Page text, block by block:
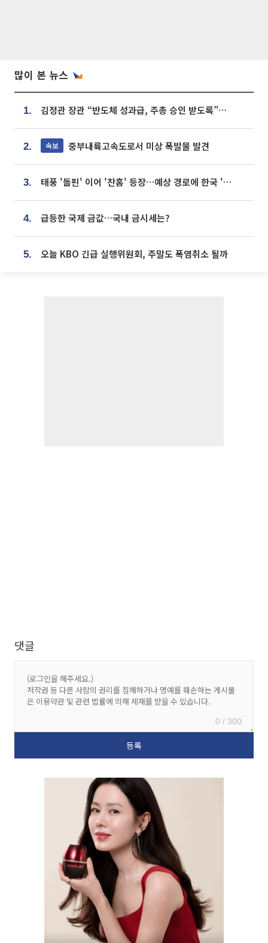
많이 본 뉴스
1. 김정관 장관 “반도체 성과급, 주총 승인 받도록”…상법·자본시장법 개정 시사
2. 속보 중부내륙고속도로서 미상 폭발물 발견
3. 태풍 '돌핀' 이어 '찬홈' 등장…예상 경로에 한국 '한숨'
4. 급등한 국제 금값…국내 금시세는?
5. 오늘 KBO 긴급 실행위원회, 주말도 폭염취소 될까
댓글
0 / 300